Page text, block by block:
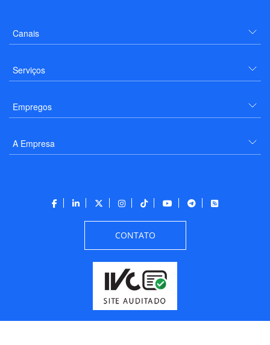
Canais
Serviços
Empregos
A Empresa
CONTATO